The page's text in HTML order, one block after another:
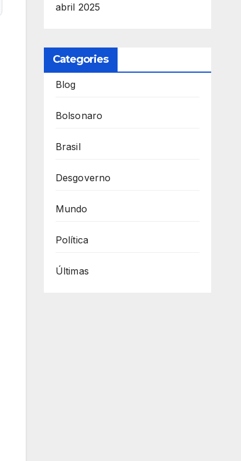
abril 2025
Categories
Blog
Bolsonaro
Brasil
Desgoverno
Mundo
Política
Últimas